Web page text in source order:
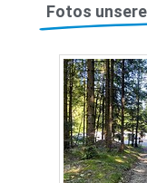
Fotos